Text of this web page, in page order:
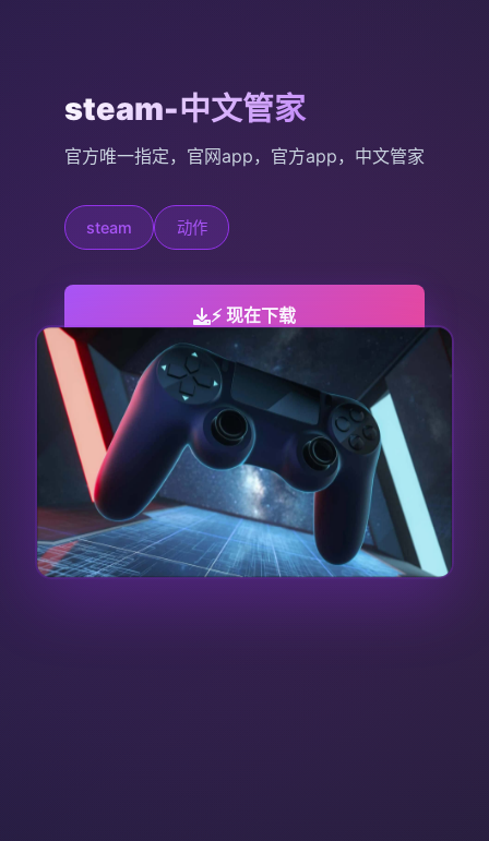
steam-中文管家
官方唯一指定，官网app，官方app，中文管家
steam 动作
⚡ 现在下载